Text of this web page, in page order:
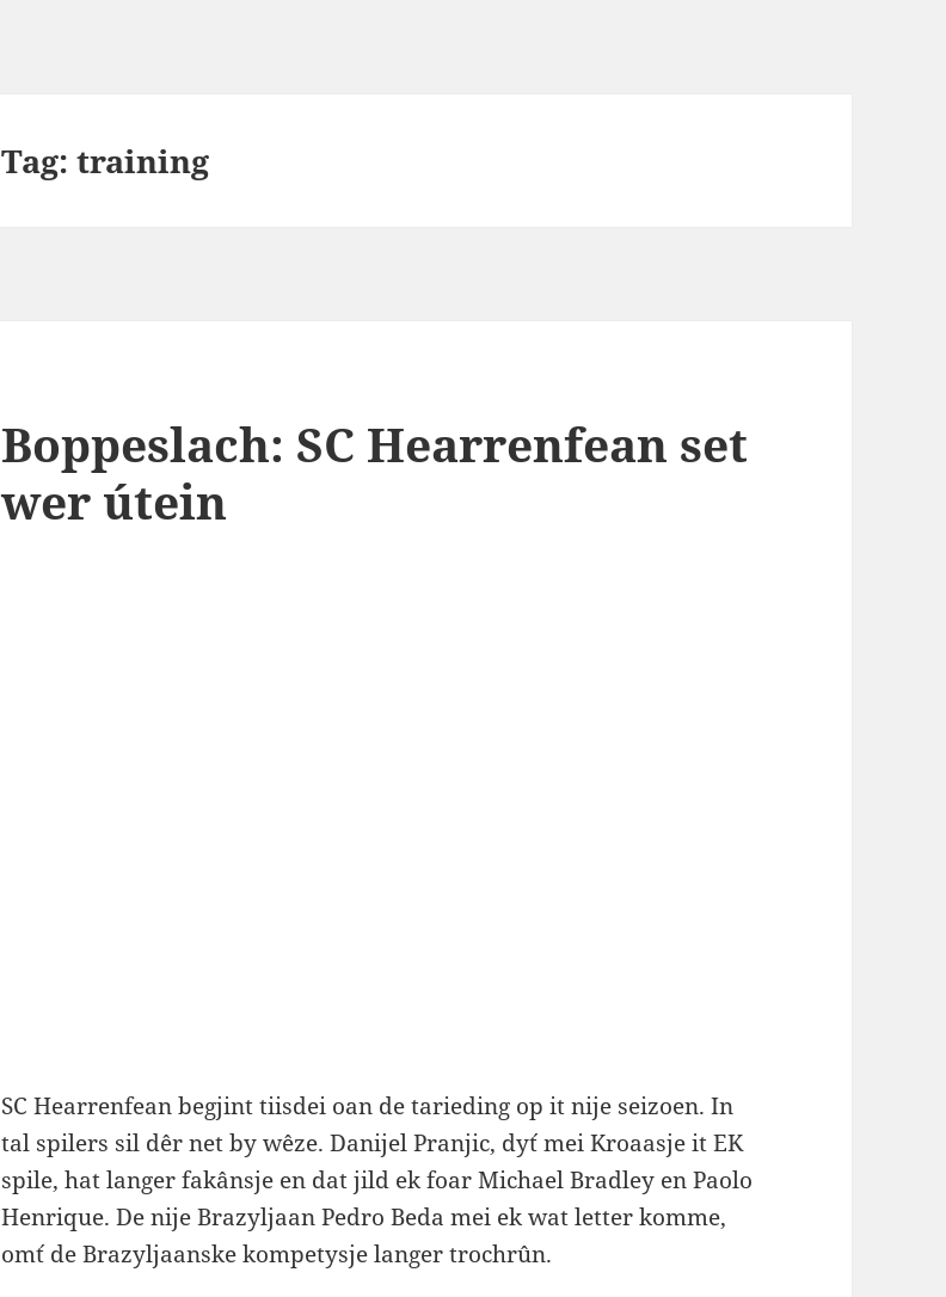
Tag:training
Boppeslach: SC Hearrenfean set
wer útein
SC Hearrenfean begjint tiisdei oan de tarieding op it nije seizoen. In
tal spilers sil dêr net by wêze. Danijel Pranjic, dy´t mei Kroaasje it EK
spile, hat langer fakânsje en dat jild ek foar Michael Bradley en Paolo
Henrique. De nije Brazyljaan Pedro Beda mei ek wat letter komme,
om´t de Brazyljaanske kompetysje langer trochrûn.